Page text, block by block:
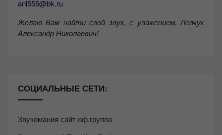
anl555@bk.ru
Желаю Вам найти свой звук, с уважением, Левчук
Александр Николаевич!
СОЦИАЛЬНЫЕ СЕТИ:
Звукомания сайт оф.группа